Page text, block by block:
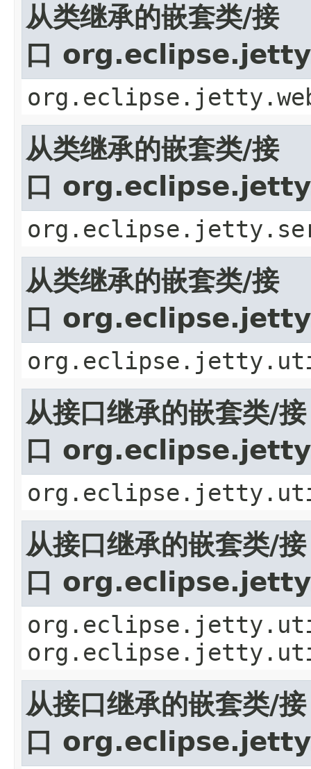
从类继承的嵌套类/接
口
从类继承的嵌套类/接
口
从类继承的嵌套类/接
口
从接口继承的嵌套类/接
口
从接口继承的嵌套类/接
口
从接口继承的嵌套类/接
口